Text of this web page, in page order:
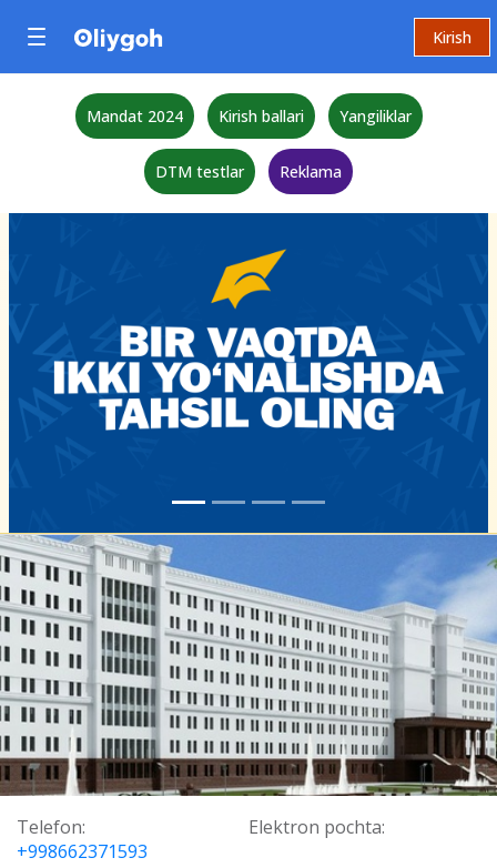
Kirish
Mandat 2024 Kirish ballari Yangiliklar
DTM testlar Reklama
Telefon:
+998662371593
Elektron pochta: